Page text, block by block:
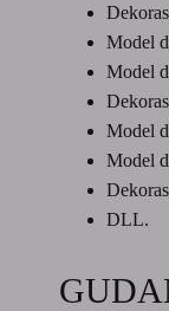
Model
Model
Model
Model
DLL.